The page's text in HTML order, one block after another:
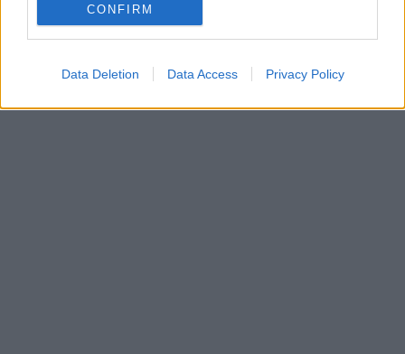
CONFIRM
Data Deletion Data Access Privacy Policy